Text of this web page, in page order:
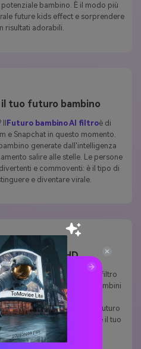
in pochi secondi avrai una foto
bambino. È il modo più
future kids effect e sorprendere
Il Futuro bambino AI filtroè di
e Snapchat in questo momento.
generate dall'intelligenza
salire alle stelle. Le persone
e commoventi: è il tipo di
in qualità HD
AI sfocate. Il nostro effetto filtro
di qualità HD per bambini
realistiche. Ogni dettaglio è
che l'anteprima del tuo futuro
pronta per stupire il tuo
divertente ricordo.